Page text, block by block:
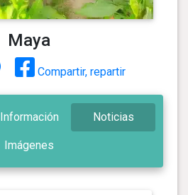
Maya
Compartir, repartir
Información Noticias
Imágenes